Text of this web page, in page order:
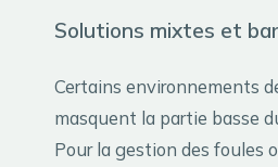
Solutions mixtes et
Certains environnements
masquent la partie basse
Pour la gestion des foules